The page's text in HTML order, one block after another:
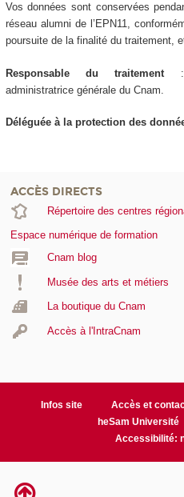
Vos données sont conservées
réseau alumni de l’EPN11,
poursuite de la finalité du traitement,
Responsable du traitement :
administratrice générale du Cnam.
Déléguée à la protection des
ACCÈS DIRECTS
Répertoire des centres
Espace numérique de formation
Cnam blog
Musée des arts et métiers
La boutique du Cnam
Accès à l'IntraCnam
Infos site Accès et
heSam Université
Accessibilité: